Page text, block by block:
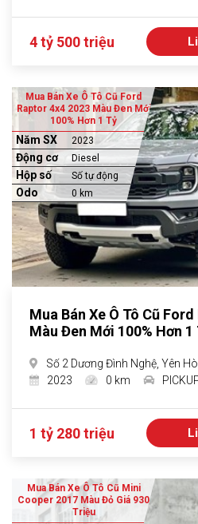
4 tỷ 500 triệu
Mua Bán Xe Ô Tô Cũ Ford
Raptor 4x4 2023 Màu Đen Mới
100% Hơn 1 Tỷ
Năm SX 2023
Động cơ Diesel
Hộp số Số tự động
Odo 0 km
Mua Bán Xe Ô Tô Cũ
Màu Đen Mới 100% Hơn 1
Số 2 Dương Đình Nghệ, Yên
2023
0 km
1 tỷ 280 triệu
Mua Bán Xe Ô Tô Cũ Mini
Cooper 2017 Màu Đỏ Giá 930
Triệu